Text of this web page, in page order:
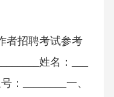
者招聘考试参考
姓名：___
：________一、